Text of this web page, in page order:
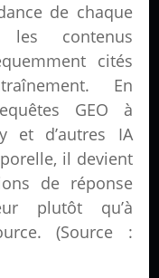
de chaque
contenus
cités
En
GEO à
et d’autres IA
il devient
de réponse
plutôt qu’à
(Source :